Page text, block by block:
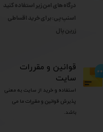
درگاه های امن زیر استفاده کنید
اسنپ پی: برای خرید اقساطی
​​​​​​​زرین پال
​قوانین و مقررات
سایت
استفاده و خرید از سایت به معنی
پذیرش قوانین و مقررات ما می
باشد.